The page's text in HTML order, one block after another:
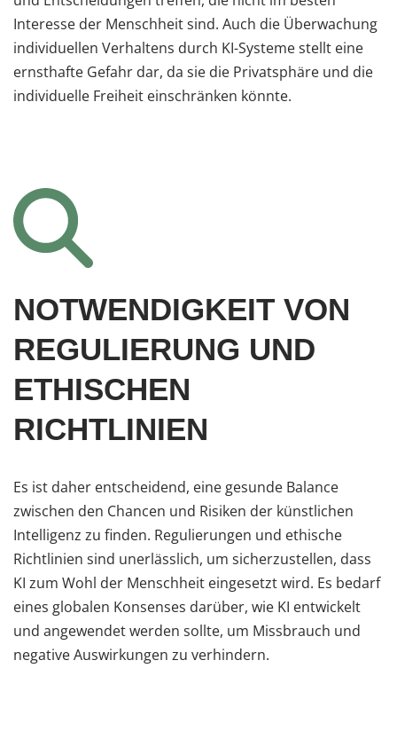
Interesse der Menschheit sind. Auch die Überwachung
individuellen Verhaltens durch KI-Systeme stellt eine
ernsthafte Gefahr dar, da sie die Privatsphäre und die
individuelle Freiheit einschränken könnte.
NOTWENDIGKEIT VON
REGULIERUNG UND
ETHISCHEN
RICHTLINIEN
Es ist daher entscheidend, eine gesunde Balance
zwischen den Chancen und Risiken der künstlichen
Intelligenz zu finden. Regulierungen und ethische
Richtlinien sind unerlässlich, um sicherzustellen, dass
KI zum Wohl der Menschheit eingesetzt wird. Es bedarf
eines globalen Konsenses darüber, wie KI entwickelt
und angewendet werden sollte, um Missbrauch und
negative Auswirkungen zu verhindern.